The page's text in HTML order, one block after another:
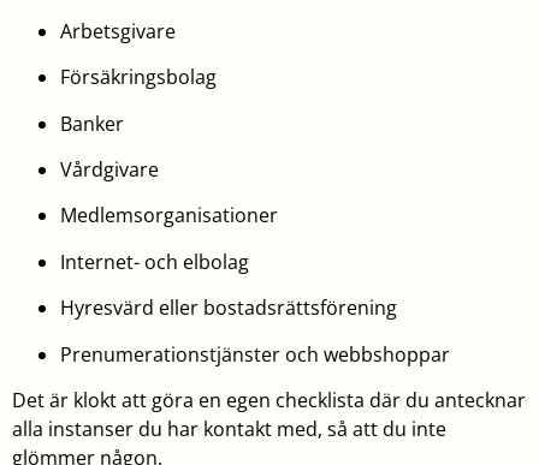
Arbetsgivare
Försäkringsbolag
Banker
Vårdgivare
Medlemsorganisationer
Internet- och elbolag
Hyresvärd eller bostadsrättsförening
Prenumerationstjänster och webbshoppar
Det är klokt att göra en egen checklista där du antecknar
alla instanser du har kontakt med, så att du inte
glömmer någon.